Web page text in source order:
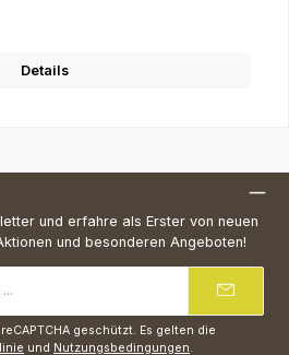
Details
und erfahre als Erster von neuen
und besonderen Angeboten!
geschützt. Es gelten die
und Nutzungsbedingungen.